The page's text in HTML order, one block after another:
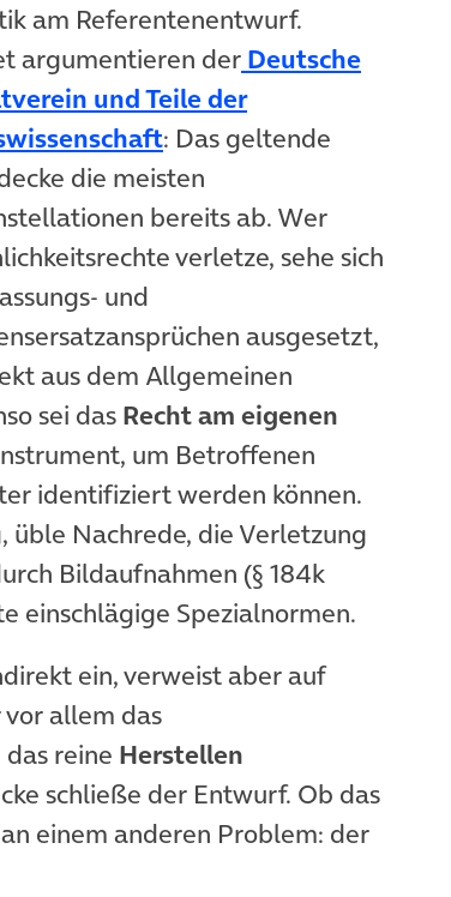
am Referentenentwurf.
argumentieren derDeutsche
und Teile der
(öffnet in neuem Tab)
: Das geltende
die meisten
bereits ab. Wer
verletze, sehe sich
und
ausgesetzt,
aus dem Allgemeinen
sei das Recht am eigenen
um Betroffenen
identifiziert werden können.
Nachrede, die Verletzung
Bildaufnahmen (§ 184k
einschlägige Spezialnormen.
ein, verweist aber auf
allem das
reine Herstellen
schließe der Entwurf. Ob das
einem anderen Problem: der